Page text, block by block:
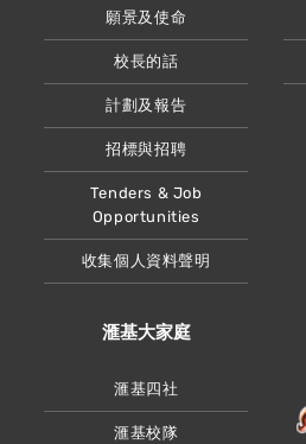
願景及使命
校長的話
計劃及報告
招標與招聘
Tenders & Job
Opportunities
收集個人資料聲明
滙基大家庭
滙基四社
滙基校隊